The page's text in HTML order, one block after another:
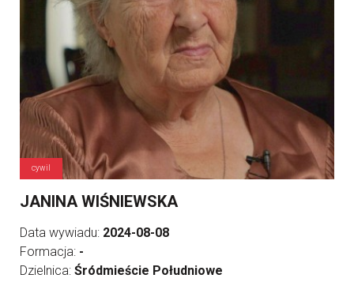
cywil
JANINA WIŚNIEWSKA
Data wywiadu: 2024-08-08
Formacja: -
Dzielnica: Śródmieście Południowe